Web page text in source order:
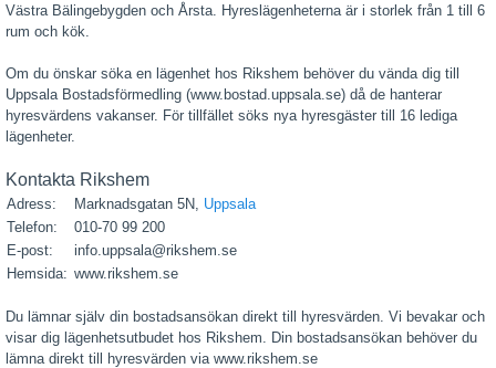
Västra Bälingebygden och Årsta. Hyreslägenheterna är i storlek från 1 till 6
rum och kök.
Om du önskar söka en lägenhet hos Rikshem behöver du vända dig till
Uppsala Bostadsförmedling (www.bostad.uppsala.se) då de hanterar
hyresvärdens vakanser. För tillfället söks nya hyresgäster till 16 lediga
lägenheter.
Kontakta Rikshem
Adress: Marknadsgatan 5N, Uppsala
Telefon:
010-70 99 200
E-post:
info.uppsala@rikshem.se
Hemsida: www.rikshem.se
Du lämnar själv din bostadsansökan direkt till hyresvärden. Vi bevakar och
visar dig lägenhetsutbudet hos Rikshem. Din bostadsansökan behöver du
lämna direkt till hyresvärden via www.rikshem.se